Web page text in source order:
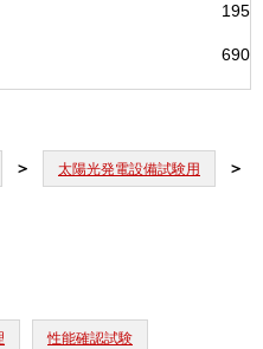
690g
太陽光発電設備試験用
性能確認試験